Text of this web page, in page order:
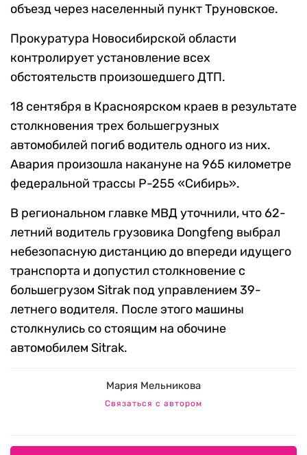
объезд через населенный пункт Труновское.
Прокуратура Новосибирской области
контролирует установление всех
обстоятельств произошедшего ДТП.
18 сентября в Красноярском краев в результате
столкновения трех большегрузных
автомобилей погиб водитель одного из них.
Авария произошла накануне на 965 километре
федеральной трассы Р-255 «Сибирь».
В региональном главке МВД уточнили, что 62-
летний водитель грузовика Dongfeng выбрал
небезопасную дистанцию до впереди идущего
транспорта и допустил столкновение с
большегрузом Sitrak под управлением 39-
летнего водителя. После этого машины
столкнулись со стоящим на обочине
автомобилем Sitrak.
Мария Мельникова
Связаться с автором